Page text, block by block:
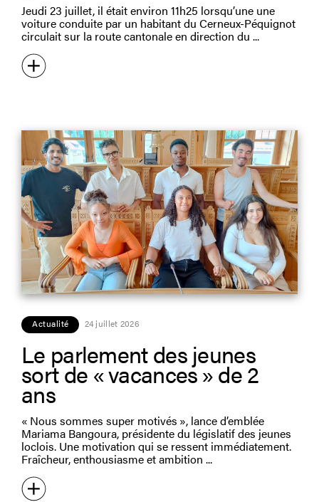
Jeudi 23 juillet, il était environ 11h25 lorsqu’une une
voiture conduite par un habitant du Cerneux-Péquignot
circulait sur la route cantonale en direction du
Actualité 24 juillet 2026
Le parlement des jeunes
sort de « vacances » de 2
ans
« Nous sommes super motivés », lance d’emblée
Mariama Bangoura, présidente du législatif des jeunes
loclois. Une motivation qui se ressent immédiatement.
Fraîcheur, enthousiasme et ambition